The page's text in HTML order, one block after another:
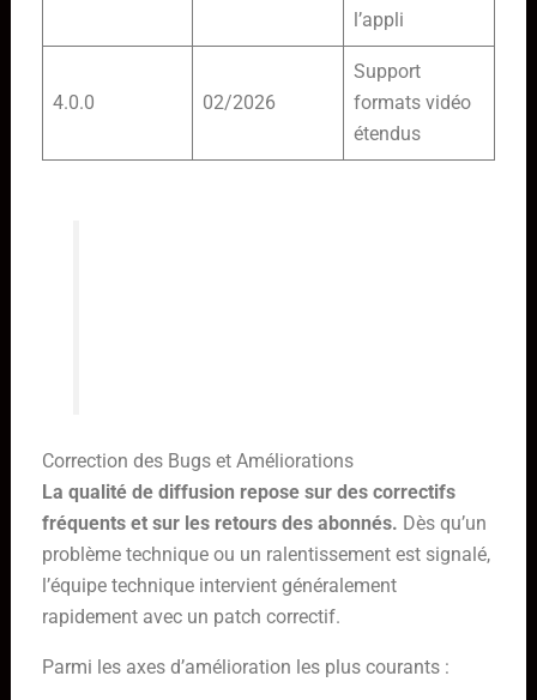
l’appli
4.0.0 02/2026
Support
formats vidéo
étendus
Correction des Bugs et Améliorations
La qualité de diffusion repose sur des correctifs
fréquents et sur les retours des abonnés. Dès qu’un
problème technique ou un ralentissement est signalé,
l’équipe technique intervient généralement
rapidement avec un patch correctif.
Parmi les axes d’amélioration les plus courants :